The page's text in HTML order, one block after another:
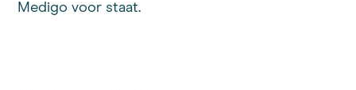
Medigo voor staat.